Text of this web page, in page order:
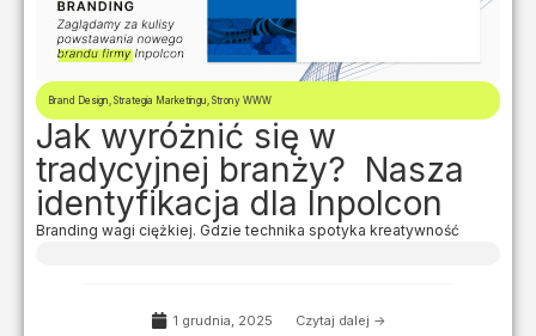
Brand Design, Strategia Marketingu, Strony WWW
Jak wyróżnić się w
tradycyjnej branży? Nasza
identyfikacja dla Inpolcon
Branding wagi ciężkiej. Gdzie technika spotyka kreatywność
1 grudnia, 2025 Czytaj dalej ->